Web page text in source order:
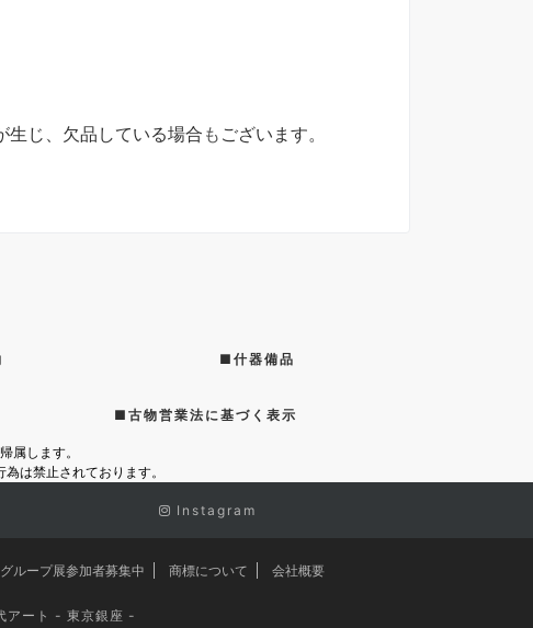
生じ、欠品している場合 も ございます。
■什器備品
■古物営業法に基づく表示
属します。
は禁止されております。
Instagram
グループ展参加者募集中 商標について 会社概要
アート - 東京銀座 -